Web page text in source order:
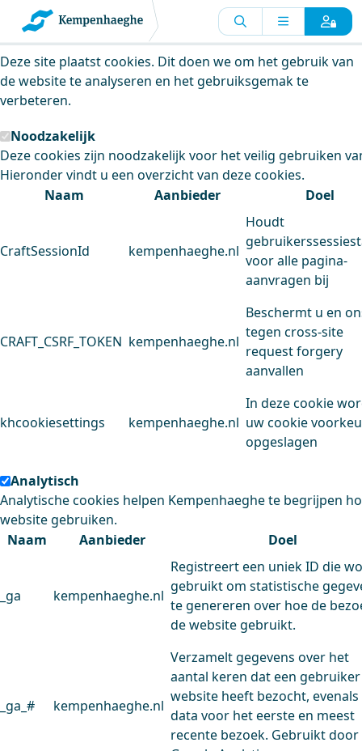
Kempenhaeghe maakt gebruik van
cookies
Deze site plaatst cookies. Dit doen we om het gebruik van
de website te analyseren en het gebruiksgemak te
verbeteren.
Noodzakelijk
Deze cookies zijn noodzakelijk voor het veilig gebruiken
Hieronder vindt u een overzicht van deze cookies.
Naam
Aanbieder Doel
CraftSessionId kempenhaeghe.nl
Houdt
voor alle pagina-
aanvragen bij
CRAFT_CSRF_TOKEN kempenhaeghe.nl
Beschermt u en
tegen cross-site
request forgery
aanvallen
khcookiesettings kempenhaeghe.nl
In deze cookie
uw cookie
opgeslagen
Analytisch
Analytische cookies helpen Kempenhaeghe te begrijpen
website gebruiken.
Naam
Aanbieder Doel
_ga kempenhaeghe.nl
Registreert een uniek ID die
gebruikt om statistische
te genereren over hoe de
de website gebruikt.
_ga_# kempenhaeghe.nl
Verzamelt gegevens over het
aantal keren dat een
website heeft bezocht, evenals
data voor het eerste en meest
recente bezoek. Gebruikt door